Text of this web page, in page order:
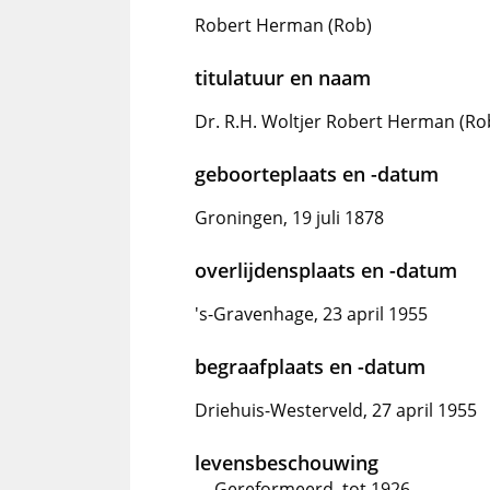
Robert Herman (Rob)
titulatuur en naam
Dr. R.H. Woltjer Robert Herman
geboorteplaats en -datum
Groningen, 19 juli 1878
overlijdensplaats en -datum
's-Gravenhage, 23 april 1955
begraafplaats en -datum
Driehuis-Westerveld, 27 april 1955
levensbeschouwing